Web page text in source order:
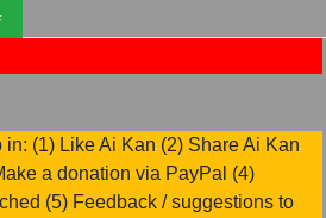
(1) Like Ai Kan (2) Share Ai Kan
a donation via PayPal (4)
(5) Feedback / suggestions to